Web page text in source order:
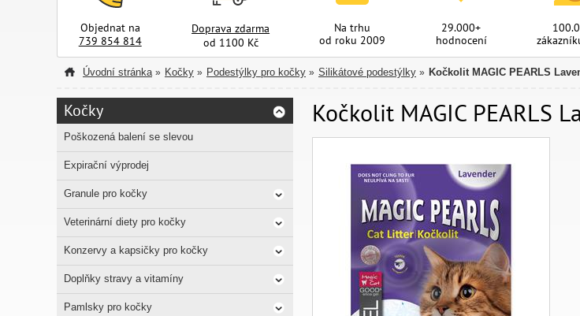
Objednat na
739 854 814
Doprava zdarma
od 1100 Kč
Na trhu
od roku 2009
29.000+
hodnocení
Úvodní stránka » Kočky » Podestýlky pro kočky » Silikátové podestýlky » Kočkolit MAGIC PEARLS
Kočkolit MAGIC PEARLS
Kočky
Poškozená balení se slevou
Expirační výprodej
Granule pro kočky
Veterinární diety pro kočky
Konzervy a kapsičky pro kočky
Doplňky stravy a vitamíny
Pamlsky pro kočky